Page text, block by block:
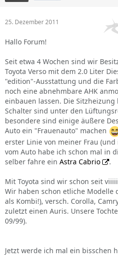
25. Dezember 2011
Hallo Forum!
Seit etwa 4 Wochen sind wir
Toyota Verso mit dem 2.0 Liter
"edition"-Ausstattung und die
noch eine abnehmbare AHK
einbauen lassen. Die
Schalter sind unter den
besondere sind einige äußere
Auto ein "Frauenauto" machen
erster Linie von meiner Frau
vom Auto habe ich schon mal in
selber fahre ein Astra Cabrio .
Mit Toyota sind wir schon seit
Wir haben schon etliche Modelle
als Kombi!), versch. Corolla,
zuletzt einen Auris. Unsere
09/99).
Jetzt werde ich mal ein bisschen